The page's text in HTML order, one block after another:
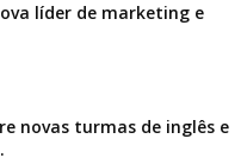
líder de marketing e
novas turmas de inglês e